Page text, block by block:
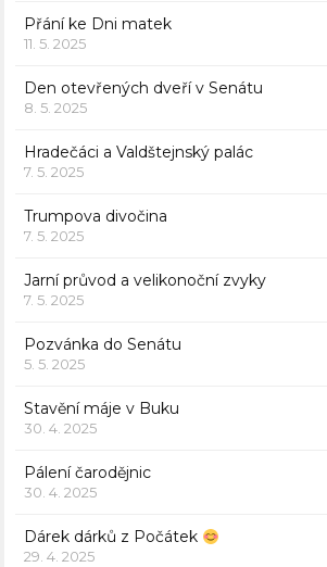
Přání ke Dni matek
11. 5. 2025
Den otevřených dveří v Senátu
8. 5. 2025
Hradečáci a Valdštejnský palác
7. 5. 2025
Trumpova divočina
7. 5. 2025
Jarní průvod a velikonoční zvyky
7. 5. 2025
Pozvánka do Senátu
5. 5. 2025
Stavění máje v Buku
30. 4. 2025
Pálení čarodějnic
30. 4. 2025
Dárek dárků z Počátek
29. 4. 2025